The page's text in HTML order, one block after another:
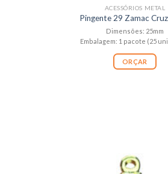
ACESSÓRIOS METAL
Pingente 29 Zamac
Dimensões: 25mm
Embalagem: 1 pacote (25
ORÇAR